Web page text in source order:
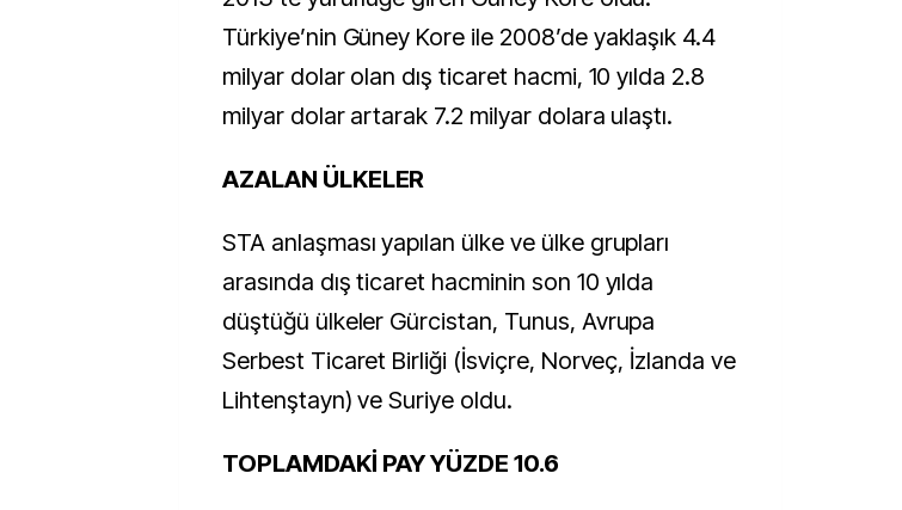
Türkiye’nin Güney Kore ile 2008’de yaklaşık 4.4
milyar dolar olan dış ticaret hacmi, 10 yılda 2.8
milyar dolar artarak 7.2 milyar dolara ulaştı.
AZALAN ÜLKELER
STA anlaşması yapılan ülke ve ülke grupları
arasında dış ticaret hacminin son 10 yılda
düştüğü ülkeler Gürcistan, Tunus, Avrupa
Serbest Ticaret Birliği (İsviçre, Norveç, İzlanda ve
Lihtenştayn) ve Suriye oldu.
TOPLAMDAKİ PAY YÜZDE 10.6